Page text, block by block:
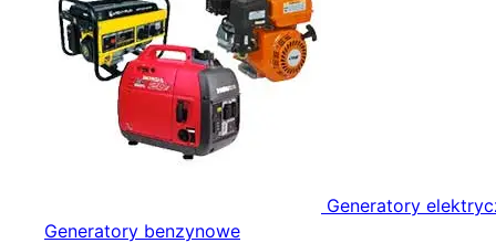
Generatory
Generatory benzynowe